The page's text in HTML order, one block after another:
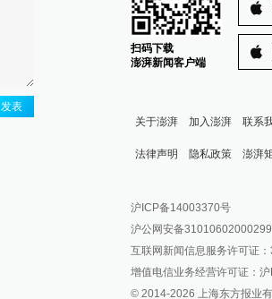
发表
扫码下载
澎湃新闻客户端
关于澎湃 加入澎湃 联系
法律声明 隐私政策 澎湃
澎湃新闻公众
澎湃新闻抖音
派生万物开
IP
报料邮箱:
沪ICP备14003370号
沪公网安备
互联网新闻信息服务许可证
增值电信业务经营许可证：
© 2014-2026 上海东方报业